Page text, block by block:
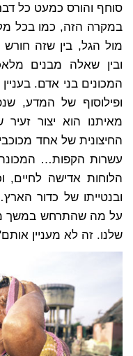
סוחף והורס כמעט כל
במקרה הזה, כמו בכל
מול הגל, בין שזה
ובין שאלה מבנים
המכונים בני אדם.
ופילוסוף של המדע,
מאיתנו הוא יצור
החיצונית של אחד
עשרות הקפות…
הלוחות אדישה לחיים,
ובנטייתו של כדור
על מה שהתרחש במשך
שלנו. זה לא מעניין